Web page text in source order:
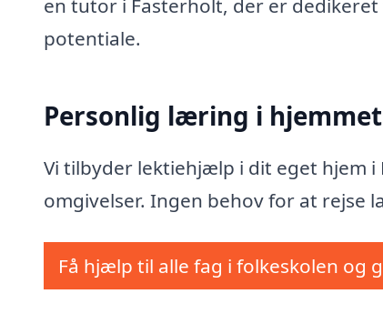
en tutor i Fasterholt, der er
potentiale.
Personlig læring i
Vi tilbyder lektiehjælp i dit eget hjem
omgivelser. Ingen behov for at rejse
Få hjælp til alle fag i folkeskolen og